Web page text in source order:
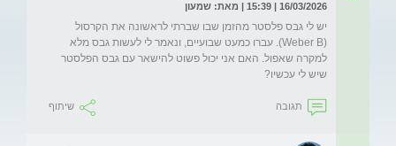
16/03/2026 | 15:39 | מאת: שמעון
יש לי גבס פלסטר מהזמן שבו שברתי לראשונה את הקרסול
(Weber B). עברו כמעט שבועיים, ונאמר לי לעשות גבס מלא
למקרה שאפול. האם אני יכול פשוט להישאר עם גבס הפלסטר
שיש לי עכשיו?
תגובה שיתוף